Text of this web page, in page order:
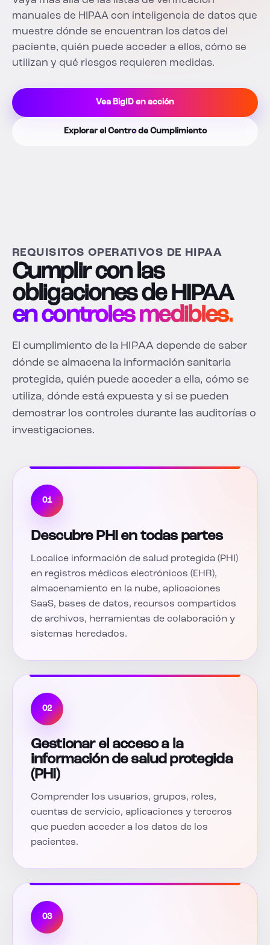
manuales de HIPAA con inteligencia de datos que
muestre dónde se encuentran los datos del
paciente, quién puede acceder a ellos, cómo se
utilizan y qué riesgos requieren medidas.
Vea BigID en acción
Explorar el Centro de Cumplimiento
REQUISITOS OPERATIVOS DE HIPAA
Cumplir con las
obligaciones de HIPAA
en controles medibles.
El cumplimiento de la HIPAA depende de saber
dónde se almacena la información sanitaria
protegida, quién puede acceder a ella, cómo se
utiliza, dónde está expuesta y si se pueden
demostrar los controles durante las auditorías o
investigaciones.
01
Descubre PHI en todas partes
Localice información de salud protegida (PHI)
en registros médicos electrónicos (EHR),
almacenamiento en la nube, aplicaciones
SaaS, bases de datos, recursos compartidos
de archivos, herramientas de colaboración y
sistemas heredados.
02
Gestionar el acceso a la
información de salud protegida
(PHI)
Comprender los usuarios, grupos, roles,
cuentas de servicio, aplicaciones y terceros
que pueden acceder a los datos de los
pacientes.
03